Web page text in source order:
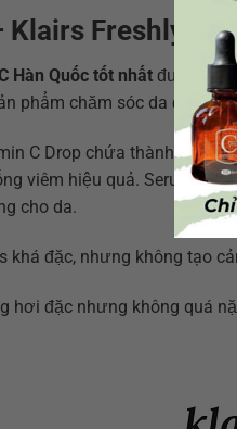
Klairs Freshly
Hàn Quốc tốt nhất được
phẩm chăm sóc da đến từ
C Drop chứa thành phần
viêm hiệu quả. Serum
cho da.
khá đặc, nhưng không tạo
hơi đặc nhưng không quá